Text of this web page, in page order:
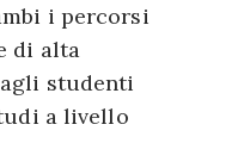
i percorsi
di alta
studenti
a livello